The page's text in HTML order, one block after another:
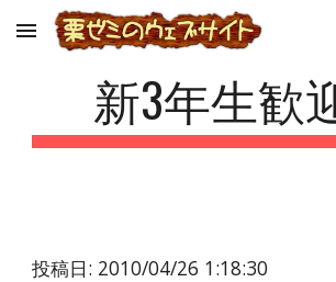
Skip to main content
新3年生歓
投稿日: 2010/04/26 1:18:30